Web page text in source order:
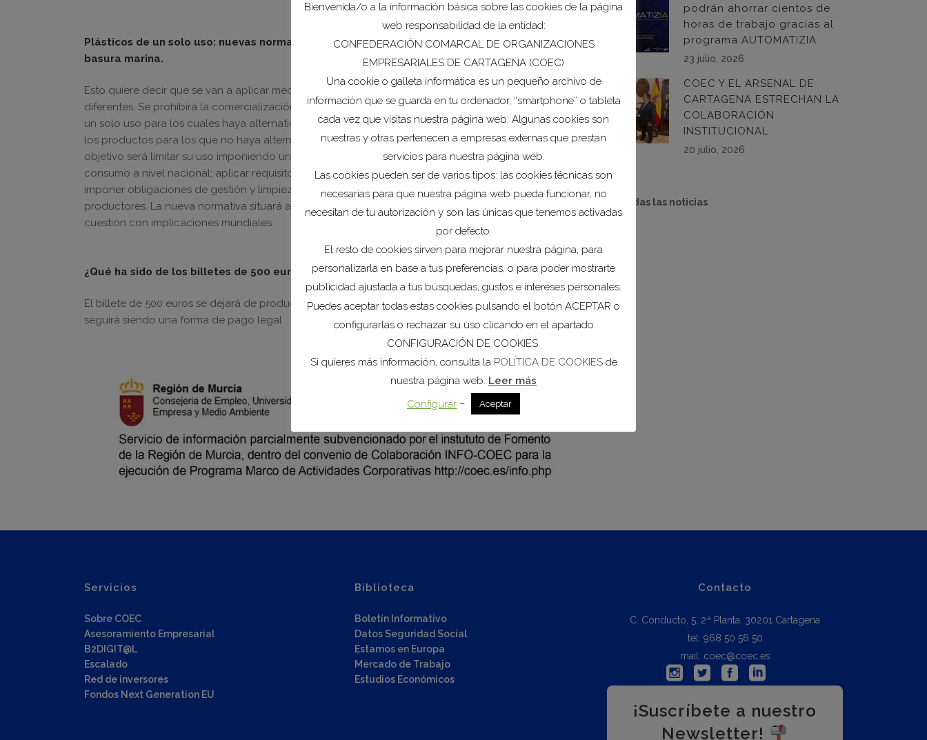
Plásticos de un solo uso: nuevas normas de la UE para reducir la
basura marina.
Esto quiere decir que se van a aplicar medidas diferentes a productos
diferentes. Se prohibirá la comercialización de productos de plástico de
un solo uso para los cuales haya alternativas asequibles. En el caso de
los productos para los que no haya alternativas fácilmente disponibles, el
objetivo será limitar su uso imponiendo un objetivo de reducción del
consumo a nivel nacional; aplicar requisitos de diseño y etiquetado e
imponer obligaciones de gestión y limpieza de residuos a los
productores. La nueva normativa situará a Europa en la delantera en una
cuestión con implicaciones mundiales.
¿Qué ha sido de los billetes de 500 euros?
El billete de 500 euros se dejará de producir a finales de 2018, aunque
seguirá siendo una forma de pago legal
podrán ahorrar cientos de
horas de trabajo gracias al
programa AUTOMATIZIA
23 julio, 2026
COEC Y EL ARSENAL DE
CARTAGENA ESTRECHAN LA
COLABORACIÓN
INSTITUCIONAL
20 julio, 2026
Ver todas las noticias
Servicios
Sobre COEC
Asesoramiento Empresarial
B2DIGIT@L
Escalado
Red de inversores
Fondos Next Generation EU
Biblioteca
Boletín Informativo
Datos Seguridad Social
Estamos en Europa
Mercado de Trabajo
Estudios Económicos
Contacto
C. Conducto, 5, 2ª Planta, 30201 Cartagena
tel: 968 50 56 50
mail: coec@coec.es
¡Suscríbete a nuestro
Newsletter!
Bienvenida/o a la información básica sobre las cookies de la página
web responsabilidad de la entidad:
CONFEDERACIÓN COMARCAL DE ORGANIZACIONES
EMPRESARIALES DE CARTAGENA (COEC)
Una cookie o galleta informática es un pequeño archivo de
información que se guarda en tu ordenador, “smartphone” o tableta
cada vez que visitas nuestra página web. Algunas cookies son
nuestras y otras pertenecen a empresas externas que prestan
servicios para nuestra página web.
Las cookies pueden ser de varios tipos: las cookies técnicas son
necesarias para que nuestra página web pueda funcionar, no
necesitan de tu autorización y son las únicas que tenemos activadas
por defecto.
El resto de cookies sirven para mejorar nuestra página, para
personalizarla en base a tus preferencias, o para poder mostrarte
publicidad ajustada a tus búsquedas, gustos e intereses personales.
Puedes aceptar todas estas cookies pulsando el botón ACEPTAR o
configurarlas o rechazar su uso clicando en el apartado
CONFIGURACIÓN DE COOKIES.
Si quieres más información, consulta la POLÍTICA DE COOKIESde
nuestra página web. Leer más
Configurar – Aceptar